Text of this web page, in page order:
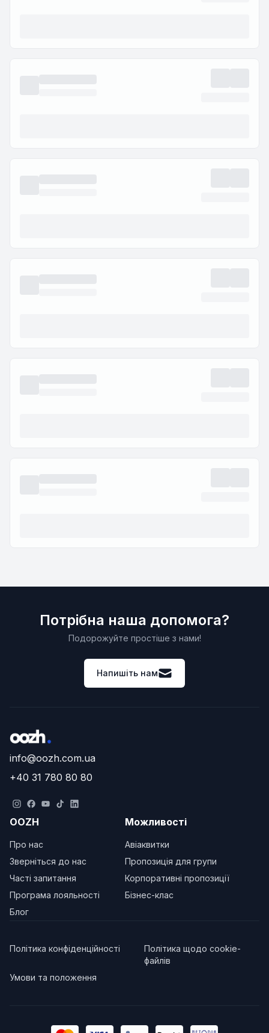
Потрібна наша допомога?
Подорожуйте простіше з нами!
Напишіть нам
info@oozh.com.ua
+40 31 780 80 80
OOZH
Про нас
Зверніться до нас
Часті запитання
Програма лояльності
Блог
Можливості
Авіаквитки
Пропозиція для групи
Корпоративні пропозиції
Бізнес-клас
Політика конфіденційності
Політика щодо cookie-
файлів
Умови та положення